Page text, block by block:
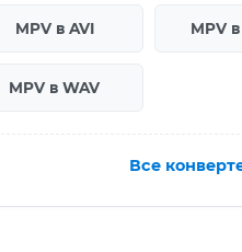
MPV в AVI MPV
MPV в WAV
Все